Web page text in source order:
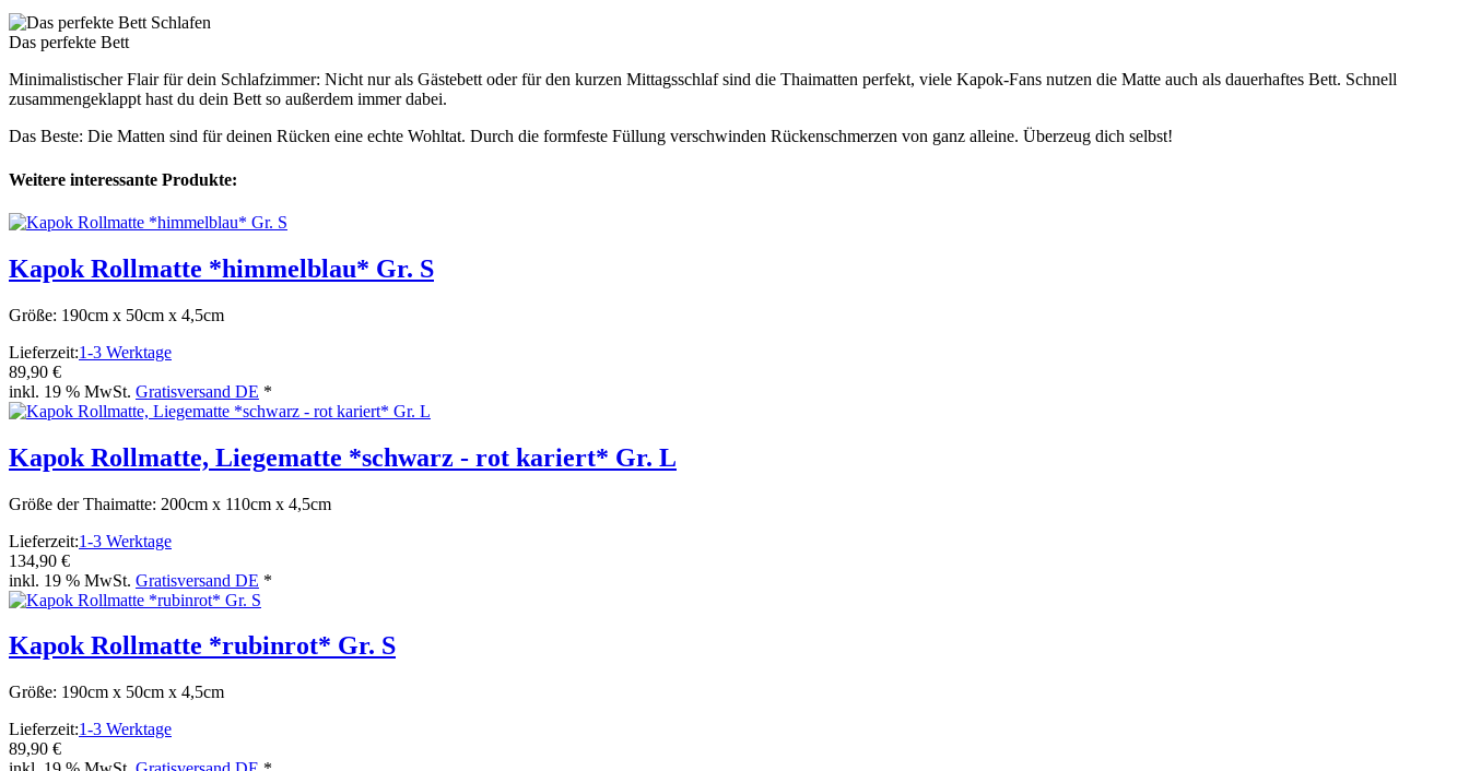
Schlafen
Das perfekte Bett
Minimalistischer Flair für dein Schlafzimmer: Nicht nur als Gästebett oder für den kurzen Mittagsschlaf sind die Thaimatten perfekt, viele Kapok-Fans nutzen die Matte auch als dauerhaftes Bett. Schnell
zusammengeklappt hast du dein Bett so außerdem immer dabei.
Das Beste: Die Matten sind für deinen Rücken eine echte Wohltat. Durch die formfeste Füllung verschwinden Rückenschmerzen von ganz alleine. Überzeug dich selbst!
Weitere interessante Produkte:
Kapok Rollmatte *himmelblau* Gr. S
Größe: 190cm x 50cm x 4,5cm
Lieferzeit:1-3 Werktage
89,90 €
inkl. 19 % MwSt. Gratisversand DE *
Kapok Rollmatte, Liegematte *schwarz - rot kariert* Gr. L
Größe der Thaimatte: 200cm x 110cm x 4,5cm
Lieferzeit:1-3 Werktage
134,90 €
inkl. 19 % MwSt. Gratisversand DE *
Kapok Rollmatte *rubinrot* Gr. S
Größe: 190cm x 50cm x 4,5cm
Lieferzeit:1-3 Werktage
89,90 €